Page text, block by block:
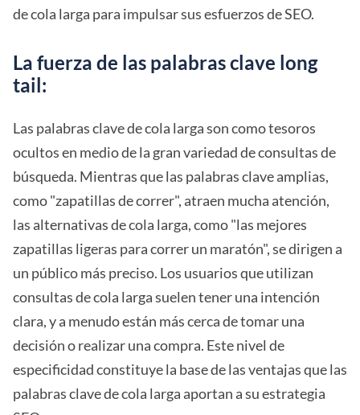
de cola larga para impulsar sus esfuerzos de SEO.
La fuerza de las palabras clave long
tail:
Las palabras clave de cola larga son como tesoros
ocultos en medio de la gran variedad de consultas de
búsqueda. Mientras que las palabras clave amplias,
como "zapatillas de correr", atraen mucha atención,
las alternativas de cola larga, como "las mejores
zapatillas ligeras para correr un maratón", se dirigen a
un público más preciso. Los usuarios que utilizan
consultas de cola larga suelen tener una intención
clara, y a menudo están más cerca de tomar una
decisión o realizar una compra. Este nivel de
especificidad constituye la base de las ventajas que las
palabras clave de cola larga aportan a su estrategia